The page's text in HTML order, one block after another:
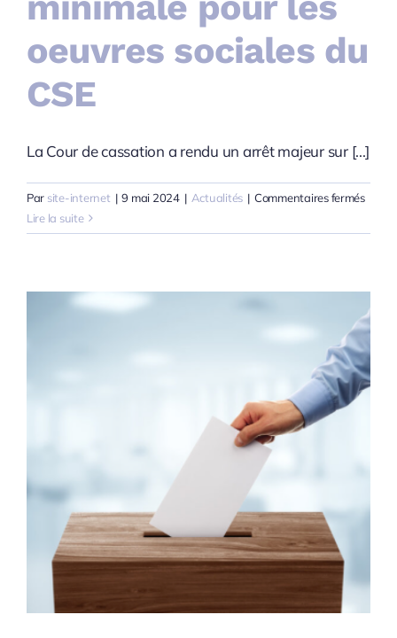
oeuvres sociales du
CSE
La Cour de cassation a rendu un arrêt majeur sur [...]
Par site-internet | 9 mai 2024 | Actualités | Commentaires ferméssur
du
CSE
Lire la suite